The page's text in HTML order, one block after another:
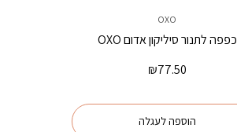
OXO
כפפה לתנור סיליקון אדום OXO
₪77.50
הוספה לעגלה